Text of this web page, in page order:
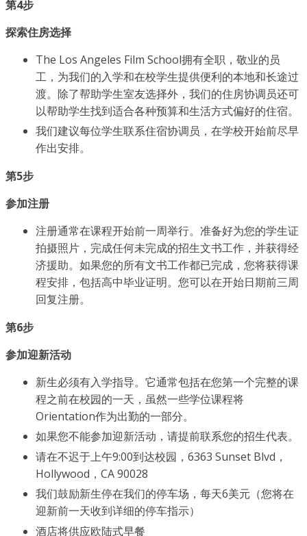
第4步
探索住房选择
The Los Angeles Film School拥有全职，敬业的员
工，为我们的入学和在校学生提供便利的本地和长途过
渡。除了帮助学生室友选择外，我们的住房协调员还可
以帮助学生找到适合各种预算和生活方式偏好的住宿。
我们建议每位学生联系住宿协调员，在学校开始前尽早
作出安排。
第5步
参加注册
注册通常在课程开始前一周举行。准备好为您的学生证
拍摄照片，完成任何未完成的招生文书工作，并获得经
济援助。如果您的所有文书工作都已完成，您将获得课
程安排，包括高中毕业证明。您可以在开始日期前三周
回复注册。
第6步
参加迎新活动
新生必须有入学指导。它通常包括在您第一个完整的课
程之前在校园的一天，虽然一些学位课程将
Orientation作为出勤的一部分。
如果您不能参加迎新活动，请提前联系您的招生代表。
请在不迟于上午9:00到达校园，6363 Sunset Blvd，
Hollywood，CA 90028
我们鼓励新生停在我们的停车场，每天6美元（您将在
迎新前一天收到详细的停车指示）
酒店将供应欧陆式早餐